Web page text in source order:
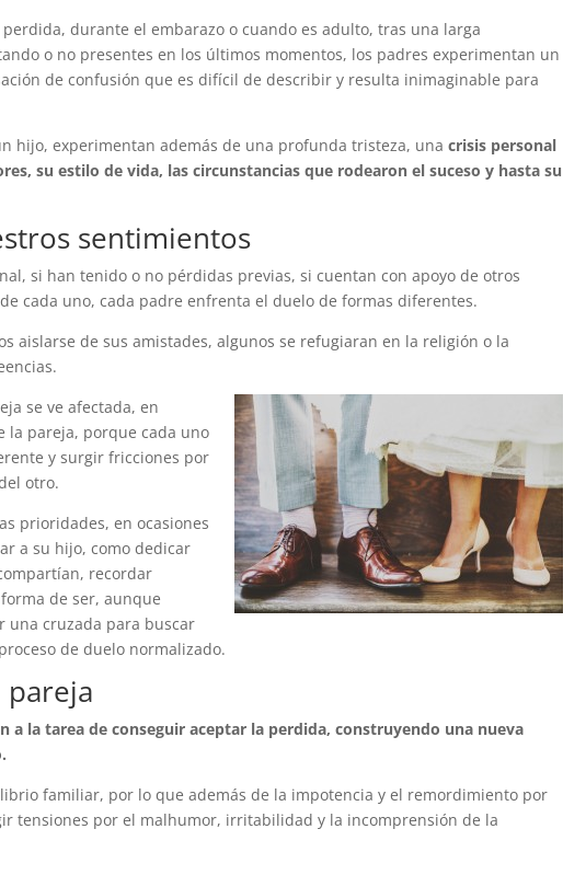
durante el embarazo o cuando es adulto, tras una larga
o no presentes en los últimos momentos, los padres experimentan un
de confusión que es difícil de describir y resulta inimaginable para
hijo, experimentan además de una profunda tristeza, unacrisis personal
su estilo de vida, las circunstancias que rodearon el suceso y hasta su
sentimientos
si han tenido o no pérdidas previas, si cuentan con apoyo de otros
cada uno, cada padre enfrenta el duelo de formas diferentes.
aislarse de sus amistades, algunos se refugiaran en la religión o la
se ve afectada, en
la pareja, porque cada uno
y surgir fricciones por
otro.
prioridades, en ocasiones
a su hijo, como dedicar
recordar
de ser, aunque
una cruzada para buscar
de duelo normalizado.
pareja
a la tarea de conseguir aceptar la perdida, construyendo una nueva
familiar, por lo que además de la impotencia y el remordimiento por
tensiones por el malhumor, irritabilidad y la incomprensión de la